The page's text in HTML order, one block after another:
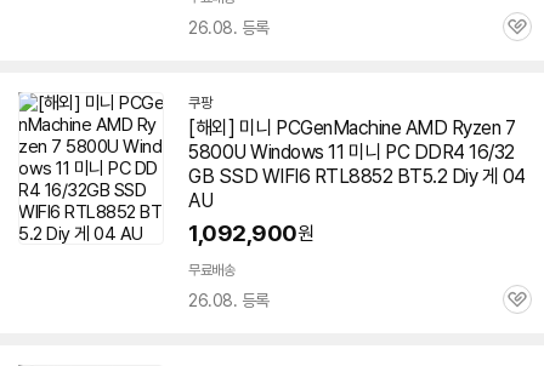
26.08. 등록
관
쿠팡
[해외] 미니 PCGenMachine AMD Ryzen 7
5800U Windows 11 미니 PC DDR4 16/32
GB SSD WIFI6 RTL8852 BT5.2 Diy 게 04
AU
1,092,900원
무료배송
26.08. 등록
관